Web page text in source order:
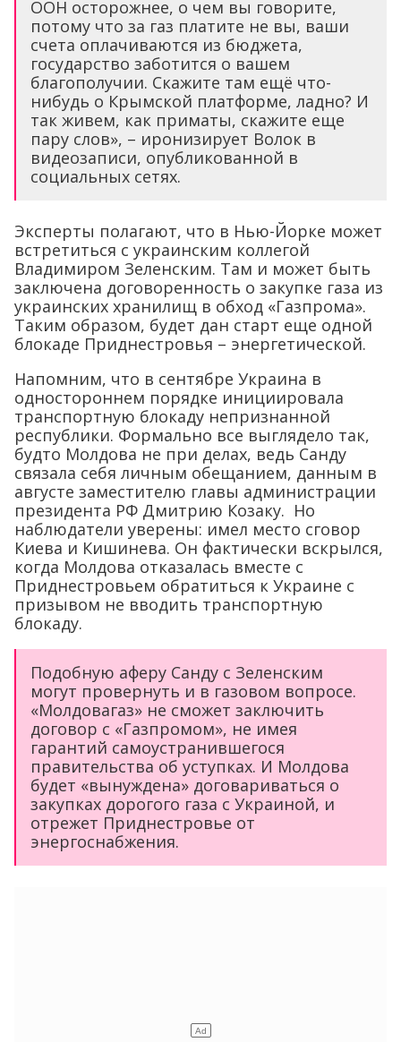
ООН осторожнее, о чем вы говорите,
потому что за газ платите не вы, ваши
счета оплачиваются из бюджета,
государство заботится о вашем
благополучии. Скажите там ещё что-
нибудь о Крымской платформе, ладно? И
так живем, как приматы, скажите еще
пару слов», – иронизирует Волок в
видеозаписи, опубликованной в
социальных сетях.
Эксперты полагают, что в Нью-Йорке может
встретиться с украинским коллегой
Владимиром Зеленским. Там и может быть
заключена договоренность о закупке газа из
украинских хранилищ в обход «Газпрома».
Таким образом, будет дан старт еще одной
блокаде Приднестровья – энергетической.
Напомним, что в сентябре Украина в
одностороннем порядке инициировала
транспортную блокаду непризнанной
республики. Формально все выглядело так,
будто Молдова не при делах, ведь Санду
связала себя личным обещанием, данным в
августе заместителю главы администрации
президента РФ Дмитрию Козаку. Но
наблюдатели уверены: имел место сговор
Киева и Кишинева. Он фактически вскрылся,
когда Молдова отказалась вместе с
Приднестровьем обратиться к Украине с
призывом не вводить транспортную
блокаду.
Подобную аферу Санду с Зеленским
могут провернуть и в газовом вопросе.
«Молдовагаз» не сможет заключить
договор с «Газпромом», не имея
гарантий самоустранившегося
правительства об уступках. И Молдова
будет «вынуждена» договариваться о
закупках дорогого газа с Украиной, и
отрежет Приднестровье от
энергоснабжения.